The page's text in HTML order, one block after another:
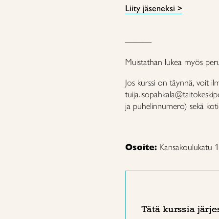
Liity jäseneksi >
———
Muistathan lukea myös
Jos kurssi on täynnä, voit
ja puhelinnumero) sekä
Osoite: Kansakoulukatu
Tätä kurssia